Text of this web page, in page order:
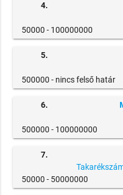
4.
50000 - 100000000
5.
500000 - nincs felső határ
6.
500000 - 100000000
7.
50000 - 50000000